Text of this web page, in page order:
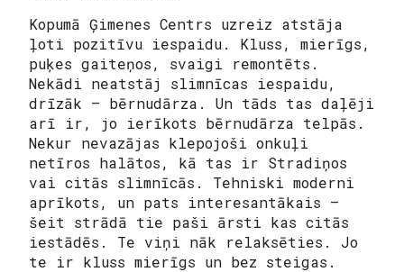
Kopumā Ģimenes Centrs uzreiz atstāja
ļoti pozitīvu iespaidu. Kluss, mierīgs,
puķes gaiteņos, svaigi remontēts.
Nekādi neatstāj slimnīcas iespaidu,
drīzāk – bērnudārza. Un tāds tas daļēji
arī ir, jo ierīkots bērnudārza telpās.
Nekur nevazājas klepojoši onkuļi
netīros halātos, kā tas ir Stradiņos
vai citās slimnīcās. Tehniski moderni
aprīkots, un pats interesantākais –
šeit strādā tie paši ārsti kas citās
iestādēs. Te viņi nāk relaksēties. Jo
te ir kluss mierīgs un bez steigas.